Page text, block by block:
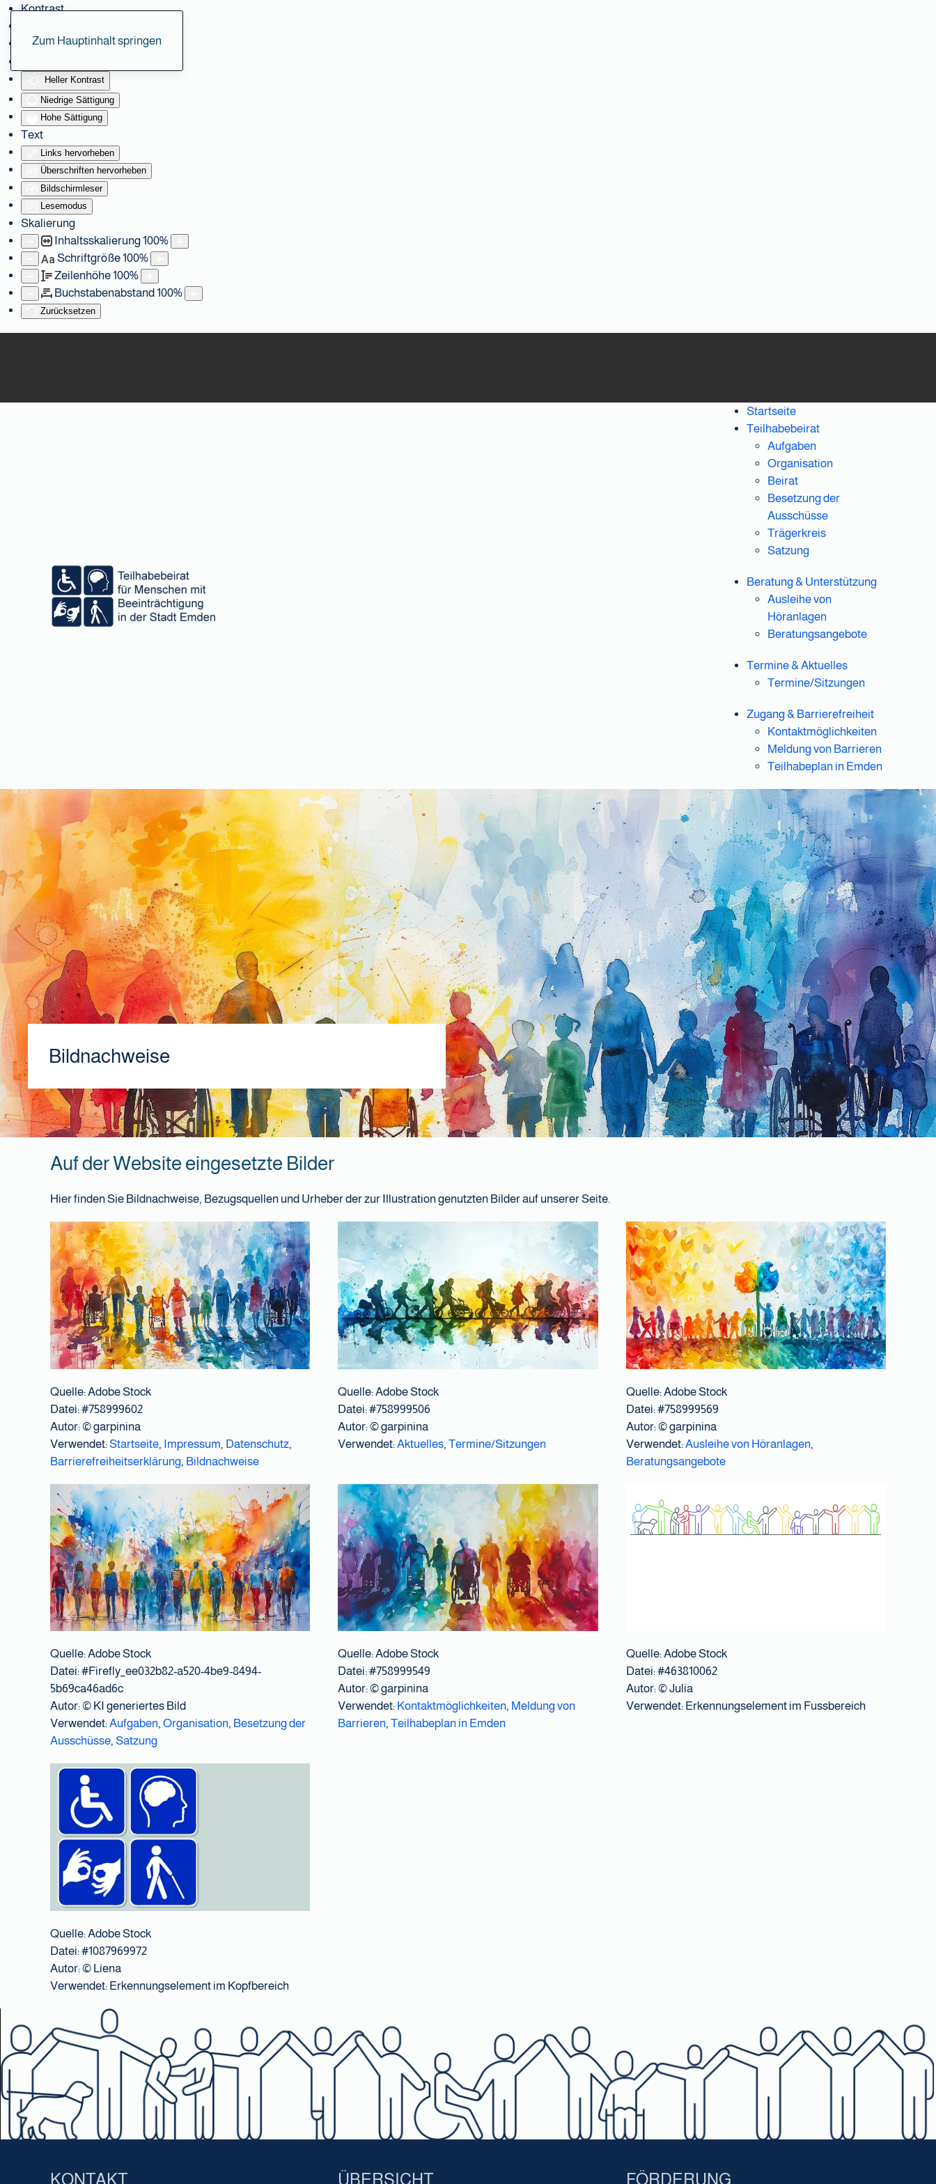
Kontrast
Monochrom
Heller Kontrast
Niedrige Sättigung
Hohe Sättigung
Text
Links hervorheben
Überschriften hervorheben
Bildschirmleser
Lesemodus
Skalierung
Inhaltsskalierung100%
Aa Schriftgröße100%
Zeilenhöhe100%
Buchstabenabstand100%
Zurücksetzen
Zum Hauptinhalt springen
Startseite
Teilhabebeirat
Aufgaben
Organisation
Beirat
Besetzung der
Ausschüsse
Trägerkreis
Satzung
Beratung & Unterstützung
Ausleihe von
Höranlagen
Beratungsangebote
Termine & Aktuelles
Termine/Sitzungen
Zugang & Barrierefreiheit
Kontaktmöglichkeiten
Meldung von Barrieren
Teilhabeplan in Emden
Bildnachweise
Auf der Website eingesetzte Bilder
Hier finden Sie Bildnachweise, Bezugsquellen und Urheber der zur Illustration genutzten Bilder auf unserer Seite.
Quelle: Adobe Stock
Datei: #758999602
Autor:© garpinina
Verwendet:Startseite, Impressum, Datenschutz,
Barrierefreiheitserklärung, Bildnachweise
Quelle: Adobe Stock
Datei: #758999506
Autor:© garpinina
Verwendet:Aktuelles,Termine/Sitzungen
Quelle: Adobe Stock
Datei: #758999569
Autor:© garpinina
Verwendet:Ausleihe von Höranlagen,
Beratungsangebote
Quelle: Adobe Stock
Datei: #Firefly_ee032b82-a520-4be9-8494-
5b69ca46ad6c
Autor:© KI generiertes Bild
Verwendet:Aufgaben, Organisation, Besetzung der
Ausschüsse, Satzung
Quelle: Adobe Stock
Datei: #758999549
Autor:© garpinina
Verwendet: Kontaktmöglichkeiten, Meldung von
Barrieren,Teilhabeplan in Emden
Quelle: Adobe Stock
Datei: #463810062
Autor:© Julia
Verwendet: Erkennungselement im Fussbereich
Quelle: Adobe Stock
Datei: #1087969972
Autor:© Liena
Verwendet: Erkennungselement im Kopfbereich
KONTAKT ÜBERSICHT FÖRDERUNG